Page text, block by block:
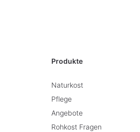
Produkte
Naturkost
Pflege
Angebote
Rohkost Fragen